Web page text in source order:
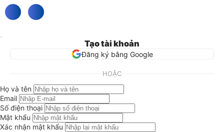
Tạo tài khoản
Đăng ký bằng Google
HOẶC
Họ và tên
Email
Số điện thoại
Mật khẩu
Xác nhận mật khẩu